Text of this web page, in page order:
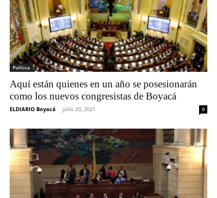
Política
Aquí están quienes en un año se posesionarán
como los nuevos congresistas de Boyacá
ELDIARIO Boyacá - julio 20, 2021 0